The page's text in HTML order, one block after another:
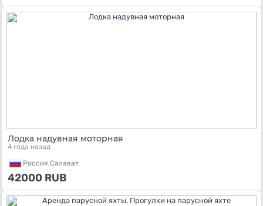
Лодка надувная моторная
4 года назад
Россия,Салават
42000 RUB